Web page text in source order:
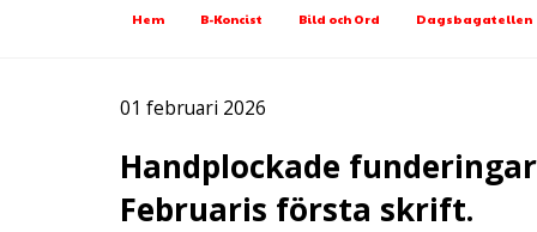
Hem B-Koncist Bild och Ord Dagsbagatellen
01 februari 2026
Handplockade
Februaris första skrift.